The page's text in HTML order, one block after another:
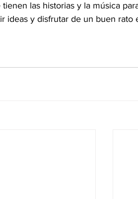
las historias y la música
ideas y disfrutar de un buen rato